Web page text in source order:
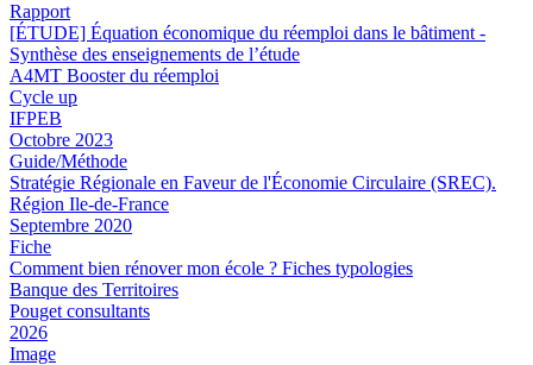
Rapport
[ÉTUDE] Équation économique du réemploi dans le bâtiment -
Synthèse des enseignements de l’étude
A4MT Booster du réemploi
Cycle up
IFPEB
Octobre 2023
Guide/Méthode
Stratégie Régionale en Faveur de l'Économie Circulaire (SREC).
Région Ile-de-France
Septembre 2020
Fiche
Comment bien rénover mon école ? Fiches typologies
Banque des Territoires
Pouget consultants
2026
Image